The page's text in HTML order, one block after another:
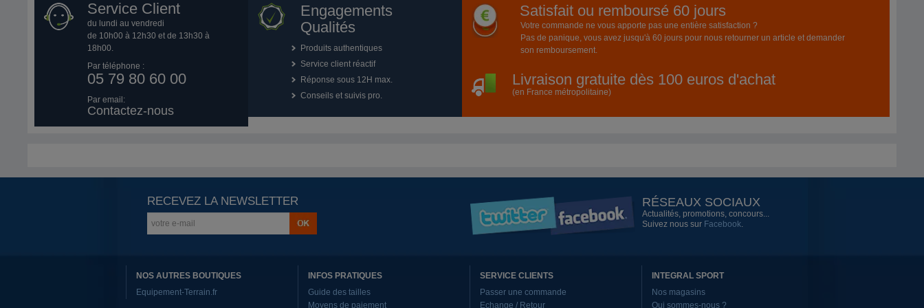
Service Client
du lundi au vendredi
de 10h00 à 12h30 et de 13h30 à
18h00.
Par téléphone :
05 79 80 60 00
Par email:
Contactez-nous
Engagements
Qualités
Produits authentiques
Service client réactif
Réponse sous 12H max.
Conseils et suivis pro.
Satisfait ou remboursé 60 jours
Votre commande ne vous apporte pas une entière satisfaction ?
Pas de panique, vous avez jusqu'à 60 jours pour nous retourner un article et demander
son remboursement.
Livraison gratuite dès 100 euros d'achat
(en France métropolitaine)
RECEVEZ LA NEWSLETTER RÉSEAUX SOCIAUX
Actualités, promotions, concours...
Suivez nous sur Facebook.
NOS AUTRES BOUTIQUES
Equipement-Terrain.fr
INFOS PRATIQUES
Guide des tailles
Moyens de paiement
SERVICE CLIENTS
Passer une commande
Echange / Retour
INTEGRAL SPORT
Nos magasins
Qui sommes-nous ?